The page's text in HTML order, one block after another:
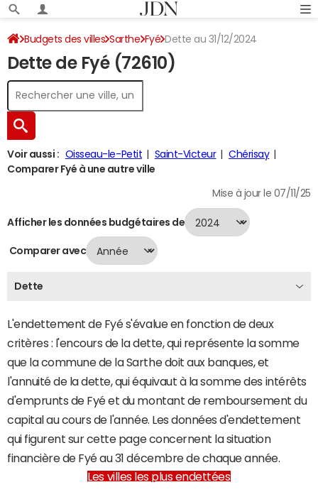
Budgets des villes Sarthe Fyé Dette au 31/12/2024
Dette de Fyé (72610)
Voir aussi : Oisseau-le-Petit Saint-Victeur
Chérisay
Comparer Fyé à une autre ville
Mise à jour le 07/11/25
Afficher les données budgétaires de
Comparer avec
Dette
L'endettement de Fyé s'évalue en fonction de deux
critères : l'encours de la dette, qui représente la somme
que la commune de la Sarthe doit aux banques, et
l'annuité de la dette, qui équivaut à la somme des intérêts
d'emprunts de Fyé et du montant de remboursement du
capital au cours de l'année. Les données d'endettement
qui figurent sur cette page concernent la situation
financière de Fyé au 31 décembre de chaque année.
Les villes les plus endettées